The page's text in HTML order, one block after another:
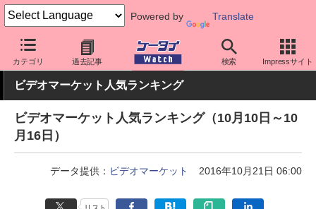
Powered by Translate
カテゴリ 過去記事 検索 Impressサイト
ケータイ Watch 業界動向 調査
ビデオマーケット人気ランキング
ビデオマーケット人気ランキング（10月10日～10
月16日）
データ提供： ビデオマーケット 2016年10月21日 06:00